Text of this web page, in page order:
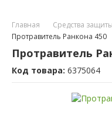
Главная Средства
Протравитель Ранкона 450
Протравитель
Код товара: 6375064